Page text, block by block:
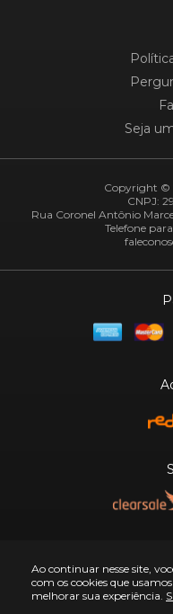
Ao continuar nesse site,
com os cookies que
melhorar sua experiência.
Seja
Copyright ©
CNPJ:
Rua Coronel Antônio
Telefone